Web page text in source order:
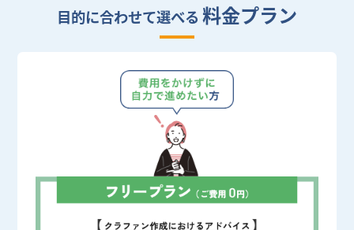
目的に合わせて選べる 料金プラン